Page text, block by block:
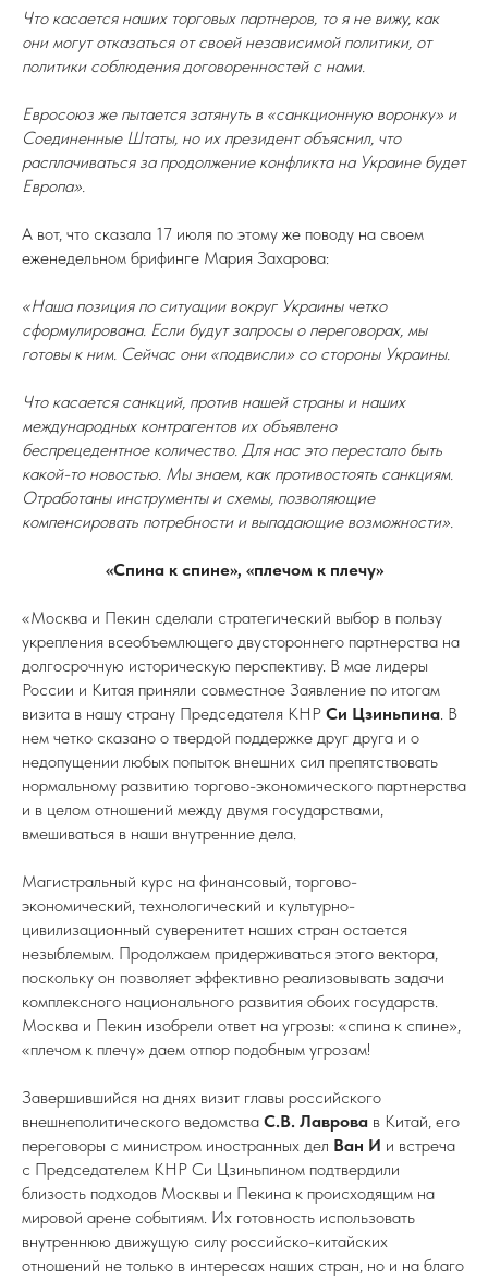
Что касается наших торговых партнеров, то я не вижу, как
они могут отказаться от своей независимой политики, от
политики соблюдения договоренностей с нами.
Евросоюз же пытается затянуть в «санкционную воронку» и
Соединенные Штаты, но их президент объяснил, что
расплачиваться за продолжение конфликта на Украине будет
Европа».
А вот, что сказала 17 июля по этому же поводу на своем
еженедельном брифинге Мария Захарова:
«Наша позиция по ситуации вокруг Украины четко
сформулирована. Если будут запросы о переговорах, мы
готовы к ним. Сейчас они «подвисли» со стороны Украины.
Что касается санкций, против нашей страны и наших
международных контрагентов их объявлено
беспрецедентное количество. Для нас это перестало быть
какой-то новостью. Мы знаем, как противостоять санкциям.
Отработаны инструменты и схемы, позволяющие
компенсировать потребности и выпадающие возможности».
«Спина к спине», «плечом к плечу»
«Москва и Пекин сделали стратегический выбор в пользу
укрепления всеобъемлющего двустороннего партнерства на
долгосрочную историческую перспективу. В мае лидеры
России и Китая приняли совместное Заявление по итогам
визита в нашу страну Председателя КНР Си Цзиньпина. В
нем четко сказано о твердой поддержке друг друга и о
недопущении любых попыток внешних сил препятствовать
нормальному развитию торгово-экономического партнерства
и в целом отношений между двумя государствами,
вмешиваться в наши внутренние дела.
Магистральный курс на финансовый, торгово-
экономический, технологический и культурно-
цивилизационный суверенитет наших стран остается
незыблемым. Продолжаем придерживаться этого вектора,
поскольку он позволяет эффективно реализовывать задачи
комплексного национального развития обоих государств.
Москва и Пекин изобрели ответ на угрозы: «спина к спине»,
«плечом к плечу» даем отпор подобным угрозам!
Завершившийся на днях визит главы российского
внешнеполитического ведомства С.В. Лаврова в Китай, его
переговоры с министром иностранных дел Ван И и встреча
с Председателем КНР Си Цзиньпином подтвердили
близость подходов Москвы и Пекина к происходящим на
мировой арене событиям. Их готовность использовать
внутреннюю движущую силу российско-китайских
отношений не только в интересах наших стран, но и на благо